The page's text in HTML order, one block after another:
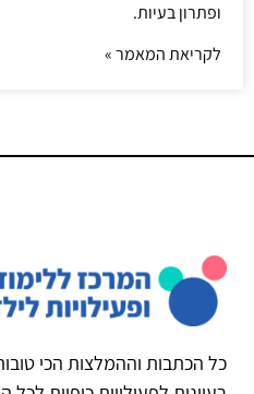
ופתרון בעיות.
לקריאת המאמר »
כל הכתבות וההמלצות הכי